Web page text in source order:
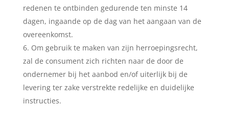
redenen te ontbinden gedurende ten minste 14
dagen, ingaande op de dag van het aangaan van de
overeenkomst.
Om gebruik te maken van zijn herroepingsrecht,
zal de consument zich richten naar de door de
ondernemer bij het aanbod en/of uiterlijk bij de
levering ter zake verstrekte redelijke en duidelijke
instructies.